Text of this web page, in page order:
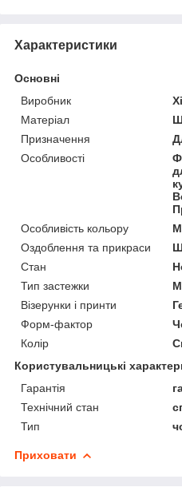
Характеристики
Основні
Виробник
Матеріал
Призначення
Особливості
Особливість кольору
Оздоблення та прикраси
Стан
Тип застежки
Візерунки і принти
Форм-фактор
Колір
Користувальницькі
Гарантія
Технічний стан
Тип
Приховати